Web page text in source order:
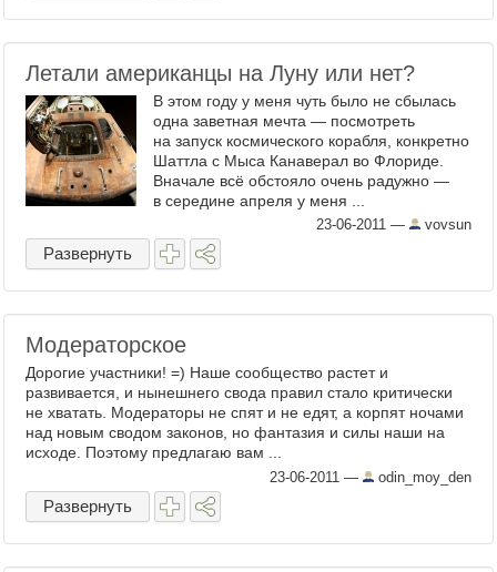
Летали американцы на Луну или нет?
В этом году у меня чуть было не сбылась
одна заветная мечта — посмотреть
на запуск космического корабля, конкретно
Шаттла с Мыса Канаверал во Флориде.
Вначале всё обстояло очень радужно —
в середине апреля у меня ...
23-06-2011 — vovsun
Развернуть
Модераторское
Дорогие участники! =) Наше сообщество растет и
развивается, и нынешнего свода правил стало критически
не хватать. Модераторы не спят и не едят, а корпят ночами
над новым сводом законов, но фантазия и силы наши на
исходе. Поэтому предлагаю вам ...
23-06-2011 — odin_moy_den
Развернуть